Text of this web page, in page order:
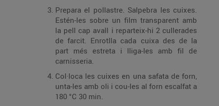
Prepara el pollastre. Salpebra les cuixes.
Estén-les sobre un film transparent amb
la pell cap avall i reparteix-hi 2 cullerades
de farcit. Enrotlla cada cuixa des de la
part més estreta i lliga-les amb fil de
carnisseria.
Col·loca les cuixes en una safata de forn,
unta-les amb oli i cou-les al forn escalfat a
180 °C 30 min.